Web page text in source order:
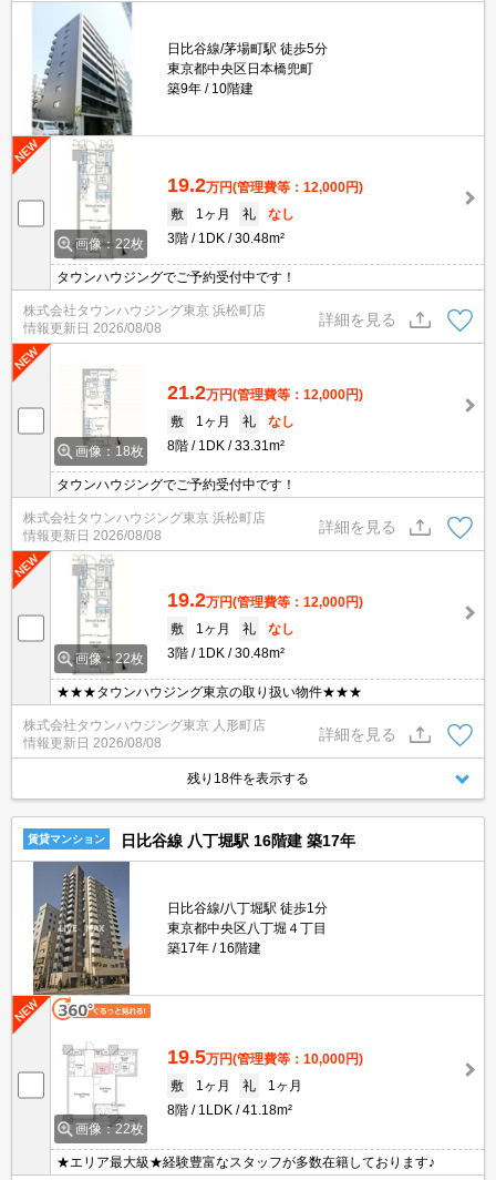
日比谷線/茅場町駅 徒歩5分
東京都中央区日本橋兜町
築9年
10階建
画像：22枚
19.2万円(管理費等：12,000円)
敷
1ヶ月 礼
なし
3階
1DK 30.48m²
タウンハウジングでご予約受付中です！
株式会社タウンハウジング東京 浜松町店
情報更新日 2026/08/08
詳細を見る
画像：18枚
21.2万円(管理費等：12,000円)
敷
1ヶ月 礼
なし
8階
1DK 33.31m²
タウンハウジングでご予約受付中です！
株式会社タウンハウジング東京 浜松町店
情報更新日 2026/08/08
詳細を見る
画像：22枚
19.2万円(管理費等：12,000円)
敷
1ヶ月 礼
なし
3階
1DK 30.48m²
★★★タウンハウジング東京の取り扱い物件★★★
株式会社タウンハウジング東京 人形町店
情報更新日 2026/08/08
詳細を見る
残り18件を表示する
賃貸マンション 日比谷線 八丁堀駅 16階建 築17年
日比谷線/八丁堀駅 徒歩1分
東京都中央区八丁堀４丁目
築17年
16階建
画像：22枚
19.5万円(管理費等：10,000円)
敷
1ヶ月 礼
1ヶ月
8階
1LDK 41.18m²
★エリア最大級★経験豊富なスタッフが多数在籍しております♪